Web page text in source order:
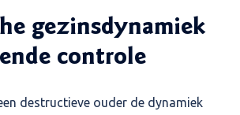
gezinsdynamiek
controle
destructieve ouder de dynamiek